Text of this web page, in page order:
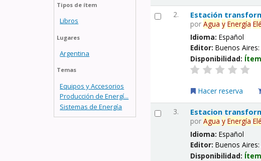
Tipos de ítem
Libros
Lugares
Argentina
Temas
Equipos y Accesorios
Producción de Energí...
Sistemas de Energía
2. Estación
porAgua y Energía
Idioma:Español
Editor:Buenos
Disponibilidad:
Hacer reserva
3. Estacion
porAgua y Energía
Idioma:Español
Editor:Buenos
Disponibilidad: